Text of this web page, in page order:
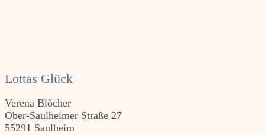
Lottas Glück
Verena Blöcher
Ober-Saulheimer Straße 27
55291 Saulheim